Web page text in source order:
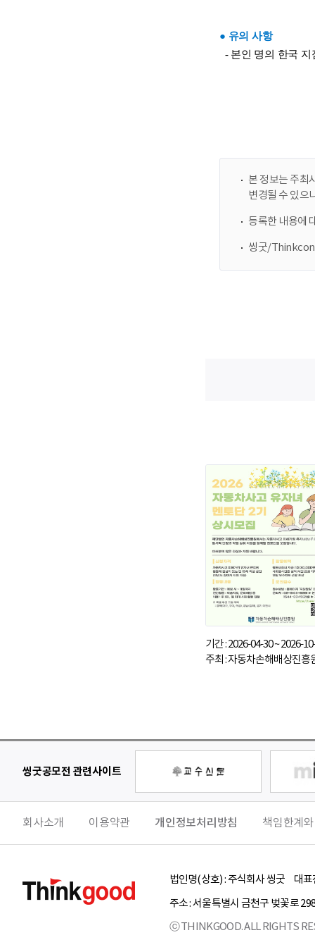
본 정보는 주최
변경될 수 있으
등록한 내용에
씽굿/
기간 : 2026-04-30 ~ 2026-
주최 : 자동차손해배상진흥
씽굿공모전 관련사이트
회사소개 이용약관 개인정보처리방침 책임한계
법인명(상호) :주식회사 씽굿
대표
주소 :서울특별시 금천구 벚꽃로
ⓒ THINKGOOD. ALL RIGHTS